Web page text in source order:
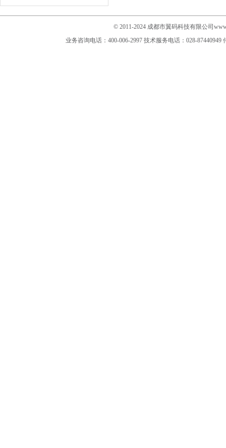
© 2011-2024 成都市翼码科技有限公司
业务咨询电话：400-006-2997 技术服务电话：028-87440949